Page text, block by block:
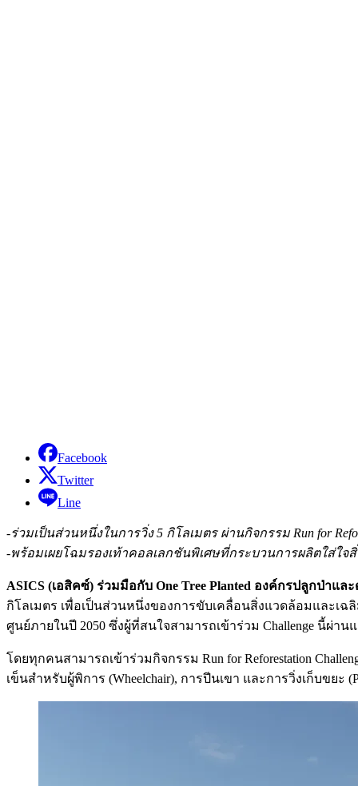
Facebook
Twitter
Line
-ร่วมเป็นส่วนหนึ่งในการวิ่ง 5 กิโลเมตร ผ่านกิจกรรม Run for
-พร้อมเผยโฉมรองเท้าคอลเลกชันพิเศษที่กระบวนการผลิตใส่ใจ
ASICS (เอสิคซ์) ร่วมมือกับ One Tree Planted องค์กรปลูกป่าแ
กิโลเมตร เพื่อเป็นส่วนหนึ่งของการขับเคลื่อนสิ่งแวดล้อมและเ
ศูนย์ภายในปี 2050 ซึ่งผู้ที่สนใจสามารถเข้าร่วม Challenge นี้ผ่าน
โดยทุกคนสามารถเข้าร่วมกิจกรรม Run for Reforestation
เข็นสำหรับผู้พิการ (Wheelchair), การปีนเขา และการวิ่งเก็บขย